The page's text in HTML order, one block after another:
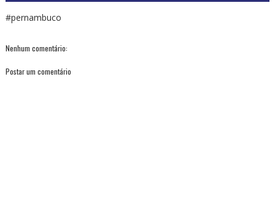
#pernambuco
Nenhum comentário:
Postar um comentário